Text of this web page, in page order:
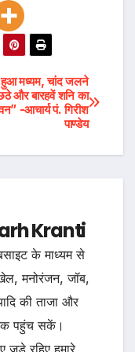
मध्यम, चांद जलने
और बारहवें शनि का
-आचार्य पं. गिरीश
पाण्डेय
Kranti
के माध्यम से
मनोरंजन, जॉब,
की ताजा और
पहुंच सकें।
जुड़े रहिए हमारे